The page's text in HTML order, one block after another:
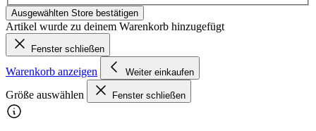
Ausgewählten Store bestätigen
Artikel wurde zu deinem Warenkorb hinzugefügt
Fenster schließen
Warenkorb anzeigen Weiter einkaufen
Größe auswählen Fenster schließen